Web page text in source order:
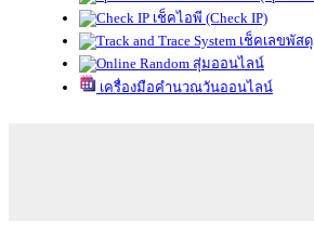
เช็คไอพี (Check IP)
เช็คเลขพัสดุ
สุ่มออนไลน์
เครื่องมือคำนวณวันออนไลน์